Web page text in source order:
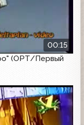
00:15
(ОРТ/Первый